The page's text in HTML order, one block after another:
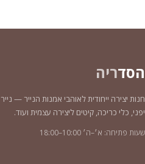
הסדריה
חנות יצירה ייחודית לאוהבי אמנות הנייר — נייר
יפני, כלי כריכה, קיטים ליצירה עצמית ועוד.
שעות פתיחה: א׳–ה׳ 10:00–18:00